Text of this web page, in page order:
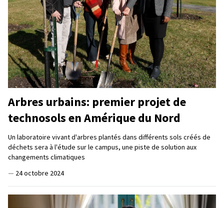
Arbres urbains: premier projet de
technosols en Amérique du Nord
Un laboratoire vivant d'arbres plantés dans différents sols créés de
déchets sera à l'étude sur le campus, une piste de solution aux
changements climatiques
— 24 octobre 2024